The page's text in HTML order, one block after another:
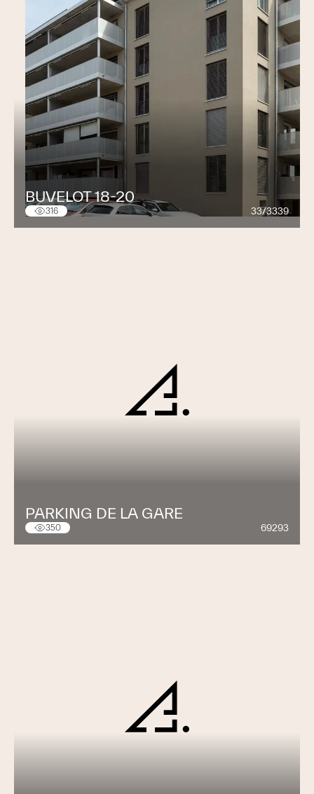
BUVELOT 18-20
316 33/3339
PARKING DE LA GARE
350 69293